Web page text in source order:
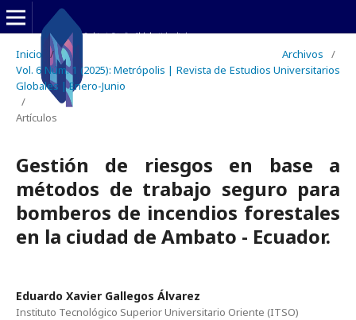
Inicio / Archivos
/
Vol. 6 Núm. 1 (2025): Metrópolis | Revista de Estudios Universitarios
Globales | Enero-Junio
/
Artículos
Gestión de riesgos en base a
métodos de trabajo seguro para
bomberos de incendios forestales
en la ciudad de Ambato - Ecuador.
Eduardo Xavier Gallegos Álvarez
Instituto Tecnológico Superior Universitario Oriente (ITSO)